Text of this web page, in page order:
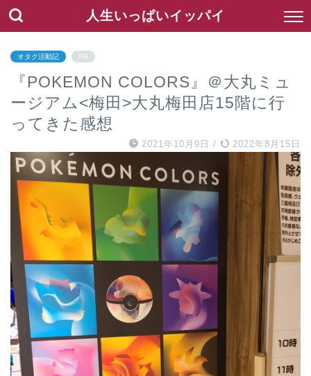
人生いっぱいイッパイ
オタク活動記 PR
『POKEMON COLORS』＠大丸ミュ
ージアム<梅田>大丸梅田店15階に行
ってきた感想
2021年10月9日 / 2022年8月15日